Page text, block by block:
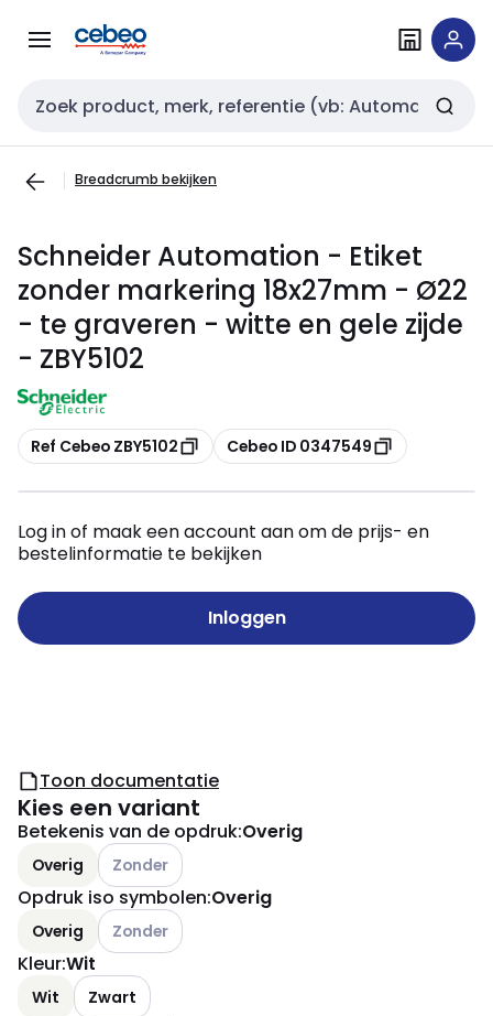
naar
naar
Zoekveld invoer
Breadcrumb bekijken
Schneider Automation - Etiket
zonder markering 18x27mm - Ø22
- te graveren - witte en gele zijde
- ZBY5102
Kopiëren
Ref Cebeo ZBY5102 Kopiëren
Cebeo ID 0347549
Log in of maak een account aan om de prijs- en
bestelinformatie te bekijken
Inloggen
Toon documentatie
Kies een variant
Betekenis van de opdruk:Overig
Overig Andere varianten (Huidige combinatie niet
Zonder
Opdruk iso symbolen:Overig
Overig Andere varianten (Huidige combinatie niet
Zonder
Kleur:Wit
Wit Zwart